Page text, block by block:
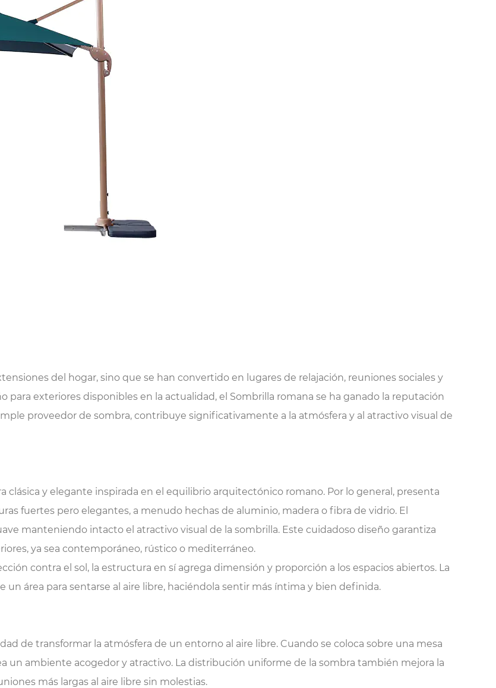
del hogar, sino que se han convertido en lugares de relajación, reuniones sociales y
para exteriores disponibles en la actualidad, el Sombrilla romana se ha ganado la reputación
proveedor de sombra, contribuye significativamente a la atmósfera y al atractivo visual de
clásica y elegante inspirada en el equilibrio arquitectónico romano. Por lo general, presenta
fuertes pero elegantes, a menudo hechas de aluminio, madera o fibra de vidrio. El
manteniendo intacto el atractivo visual de la sombrilla. Este cuidadoso diseño garantiza
ya sea contemporáneo, rústico o mediterráneo.
contra el sol, la estructura en sí agrega dimensión y proporción a los espacios abiertos. La
área para sentarse al aire libre, haciéndola sentir más íntima y bien definida.
de transformar la atmósfera de un entorno al aire libre. Cuando se coloca sobre una mesa
un ambiente acogedor y atractivo. La distribución uniforme de la sombra también mejora la
más largas al aire libre sin molestias.